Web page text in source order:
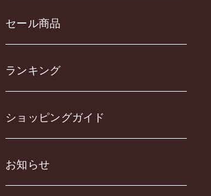
セール商品
ランキング
ショッピングガイド
お知らせ